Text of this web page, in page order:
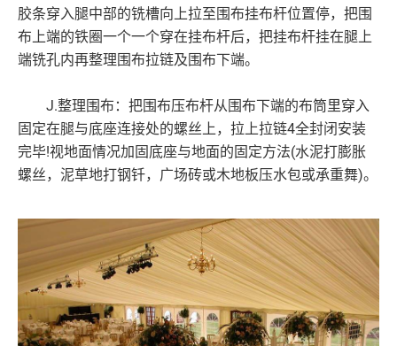
胶条穿入腿中部的铣槽向上拉至围布挂布杆位置停，把围
布上端的铁圈一个一个穿在挂布杆后，把挂布杆挂在腿上
端铣孔内再整理围布拉链及围布下端。
J.整理围布：把围布压布杆从围布下端的布筒里穿入
固定在腿与底座连接处的螺丝上，拉上拉链4全封闭安装
完毕!视地面情况加固底座与地面的固定方法(水泥打膨胀
螺丝，泥草地打钢钎，广场砖或木地板压水包或承重舞)。